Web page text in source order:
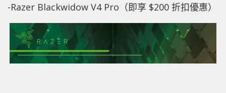
-Razer Blackwidow V4 Pro（即享 $200 折扣優惠）